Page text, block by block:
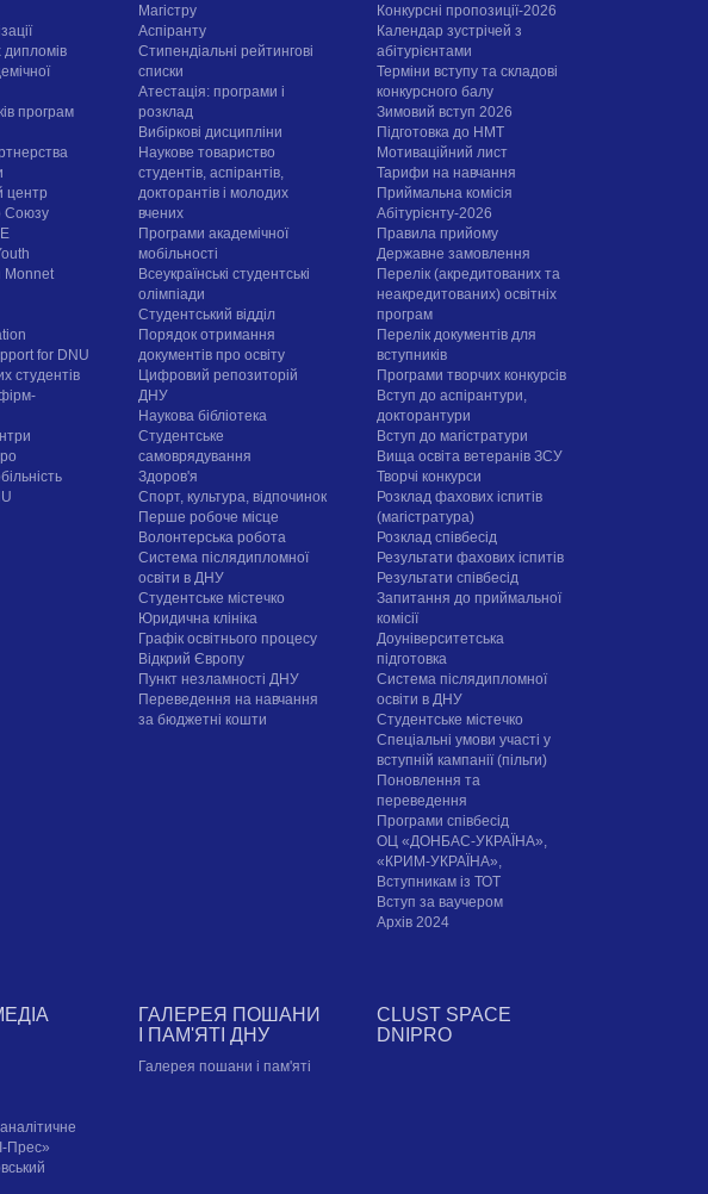
дипломів
програм
центр
Союзу
Monnet
for DNU
студентів
Магістру
Аспіранту
Стипендіальні рейтингові
списки
Атестація: програми і
розклад
Вибіркові дисципліни
Наукове товариство
студентів, аспірантів,
докторантів і молодих
вчених
Програми академічної
мобільності
Всеукраїнські студентські
олімпіади
Студентський відділ
Порядок отримання
документів про освіту
Цифровий репозиторій
ДНУ
Наукова бібліотека
Студентське
самоврядування
Здоров'я
Спорт, культура, відпочинок
Перше робоче місце
Волонтерська робота
Система післядипломної
освіти в ДНУ
Cтудентське містечко
Юридична клініка
Графік освітнього процесу
Відкрий Європу
Пункт незламності ДНУ
Переведення на навчання
за бюджетні кошти
Конкурсні пропозиції-2026
Календар зустрічей з
абітурієнтами
Терміни вступу та складові
конкурсного балу
Зимовий вступ 2026
Підготовка до НМТ
Мотиваційний лист
Тарифи на навчання
Приймальна комісія
Абітурієнту-2026
Правила прийому
Державне замовлення
Перелік (акредитованих та
неакредитованих) освітніх
програм
Перелік документів для
вступників
Програми творчих конкурсiв
Вступ до аспірантури,
докторантури
Вступ до магістратури
Вища освіта ветеранів ЗСУ
Творчі конкурси
Розклад фахових іспитів
(магістратура)
Розклад співбесід
Результати фахових іспитів
Результати співбесід
Запитання до приймальної
комісії
Доуніверситетська
підготовка
Система післядипломної
освіти в ДНУ
Cтудентське містечко
Спеціальні умови участі у
вступній кампанії (пільги)
Поновлення та
переведення
Програми співбесід
ОЦ «ДОНБАС-УКРАЇНА»,
«КРИМ-УКРАЇНА»,
Вступникам із ТОТ
Вступ за ваучером
Архів 2024
Прес»
ГАЛЕРЕЯ ПОШАНИ
І ПАМ'ЯТІ ДНУ
Галерея пошани і пам'яті
CLUST SPACE
DNIPRO